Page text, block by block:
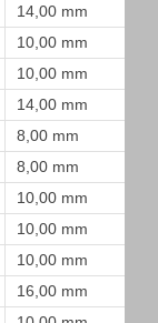
14,00 mm
10,00 mm
10,00 mm
14,00 mm
8,00 mm
8,00 mm
10,00 mm
10,00 mm
10,00 mm
16,00 mm